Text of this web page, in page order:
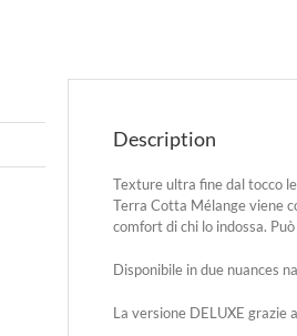
Description
Texture ultra fine dal tocco
Terra Cotta Mélange viene
comfort di chi lo indossa.
Disponibile in due nuances
La versione DELUXE grazie